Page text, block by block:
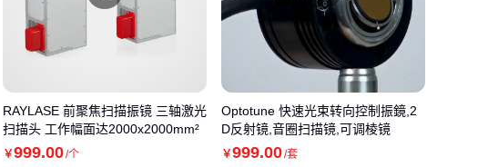
RAYLASE 前聚焦扫描振镜 三轴激光
扫描头 工作幅面达2000x2000mm²
￥999.00/个
Optotune 快速光束转向控制振鏡,2
D反射镜,音圈扫描镜,可调棱镜
￥999.00/套